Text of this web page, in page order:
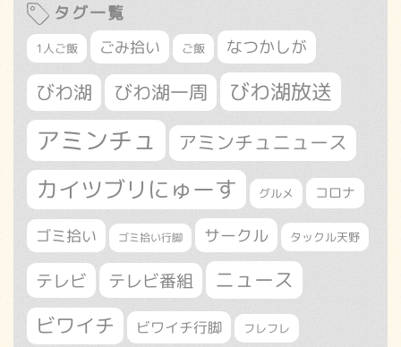
タグ一覧
1人ご飯 ごみ拾い ご飯 なつかしが
びわ湖 びわ湖一周 びわ湖放送
アミンチュ アミンチュニュース
カイツブリにゅーす グルメ コロナ
ゴミ拾い ゴミ拾い行脚 サークル タックル天野
テレビ テレビ番組 ニュース
ビワイチ ビワイチ行脚 フレフレ